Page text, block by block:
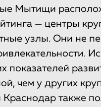
Мытищи
— центры
узлы. Они не
показателей
чем у других
Краснодар также